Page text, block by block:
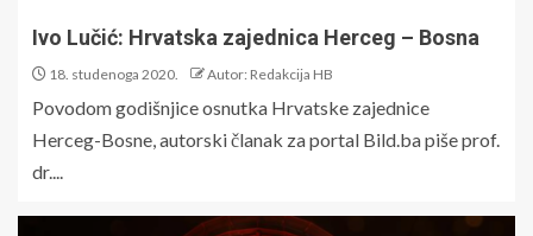
Ivo Lučić: Hrvatska zajednica Herceg – Bosna
18. studenoga 2020. Autor: Redakcija HB
Povodom godišnjice osnutka Hrvatske zajednice
Herceg-Bosne, autorski članak za portal Bild.ba piše prof.
dr....